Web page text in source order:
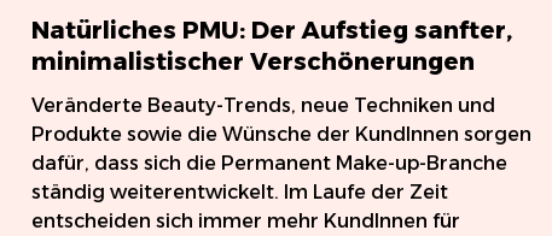
Natürliches PMU: Der Aufstieg sanfter,
minimalistischer Verschönerungen
Veränderte Beauty-Trends, neue Techniken und
Produkte sowie die Wünsche der KundInnen sorgen
dafür, dass sich die Permanent Make-up-Branche
ständig weiterentwickelt. Im Laufe der Zeit
entscheiden sich immer mehr KundInnen für